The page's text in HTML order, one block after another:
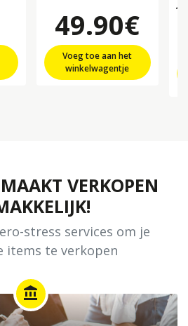
49.90€
Voeg toe aan het
winkelwagentje
MAAKT VERKOPEN
stress services om je
items te verkopen
account_balance